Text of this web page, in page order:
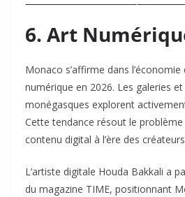
6. Art
Monaco s’affirme dans l’économie
numérique en 2026. Les galeries
monégasques explorent
Cette tendance résout le
contenu digital à l’ère des
L’artiste digitale Houda Bakkali a
du magazine TIME, positionnant